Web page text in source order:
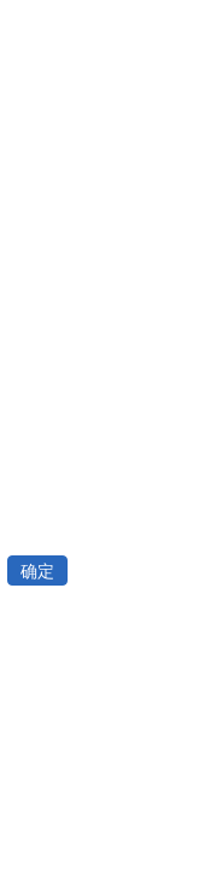
确定